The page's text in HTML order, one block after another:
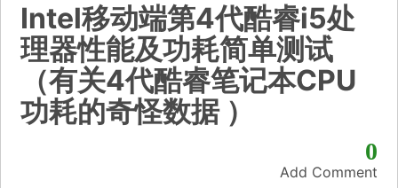
Intel移动端第4代酷睿i5处
理器性能及功耗简单测试
（有关4代酷睿笔记本CPU
功耗的奇怪数据 ）
0
Add Comment